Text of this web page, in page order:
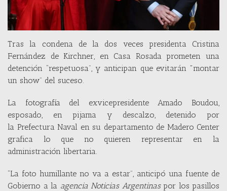
Tras la condena de la dos veces presidenta Cristina
Fernández de Kirchner, en Casa Rosada prometen una
detención “respetuosa”, y anticipan que evitarán "montar
un show” del suceso.
La fotografía del exvicepresidente Amado Boudou,
esposado, en pijama y descalzo, detenido por
la Prefectura Naval en su departamento de Madero Center
grafica lo que no quieren representar en la
administración libertaria.
“La foto humillante no va a estar”, anticipó una fuente de
Gobierno a la agencia Noticias Argentinaspor los pasillos